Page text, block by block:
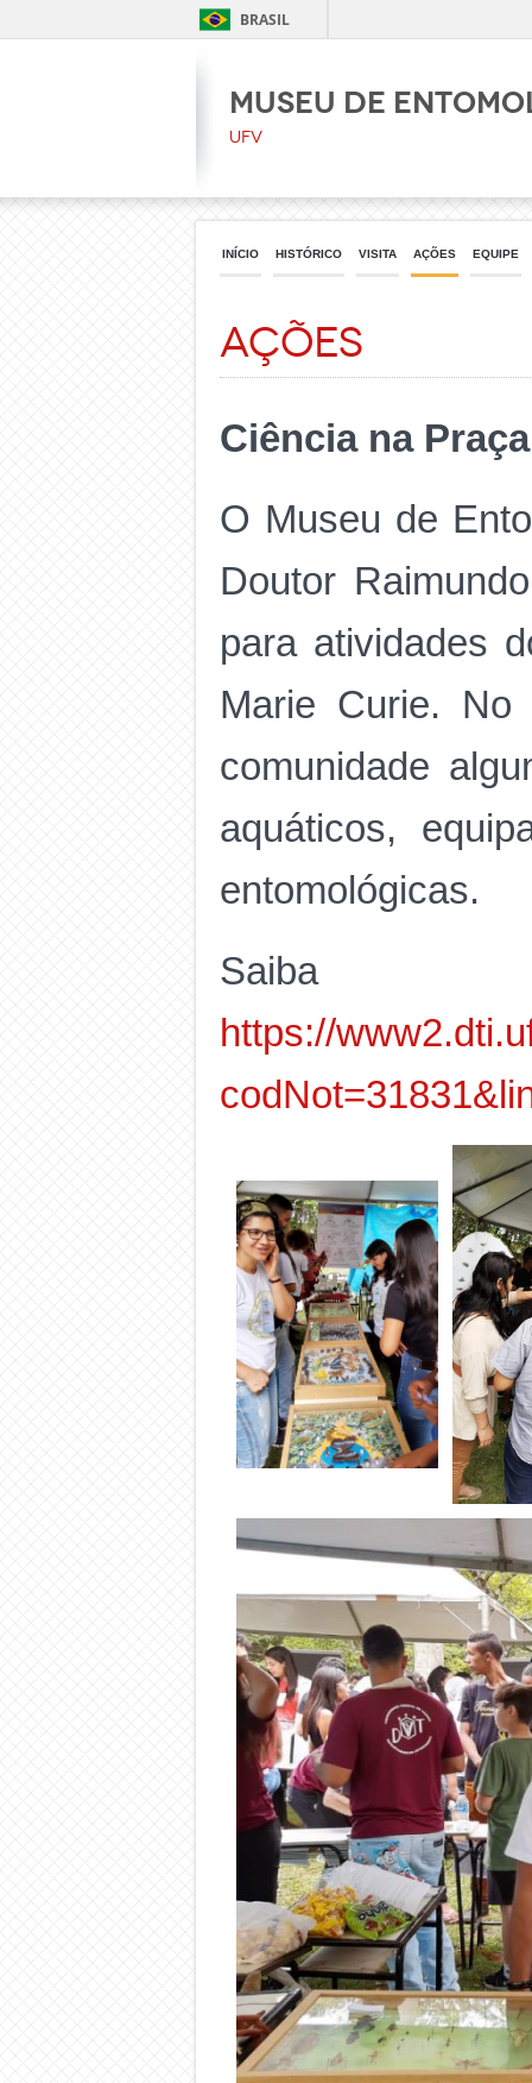
BRASIL
Museu de
UFV
INÍCIO HISTÓRICO VISITA AÇÕES EQUIPE
Ações
Ciência na Praça
O Museu de
Doutor
para atividades
Marie Curie.
comunidade
aquáticos,
entomológicas.
https://